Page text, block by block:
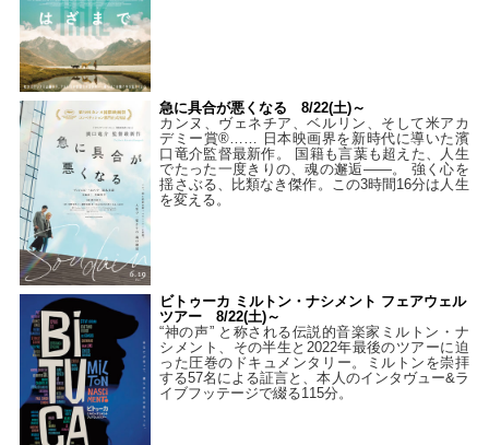
急に具合が悪くなる 8/22(土)～
カンヌ、ヴェネチア、ベルリン、そして米アカ
デミー賞®…… 日本映画界を新時代に導いた濱
口竜介監督最新作。 国籍も言葉も超えた、人生
でたった一度きりの、魂の邂逅――。 強く心を
揺さぶる、比類なき傑作。この3時間16分は人生
を変える。
ビトゥーカ ミルトン・ナシメント フェアウェル
ツアー 8/22(土)～
“神の声” と称される伝説的音楽家ミルトン・ナ
シメント、その半生と2022年最後のツアーに迫
った圧巻のドキュメンタリー。ミルトンを崇拝
する57名による証言と、本人のインタヴュー&ラ
イブフッテージで綴る115分。